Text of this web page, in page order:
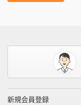
新規会員登録